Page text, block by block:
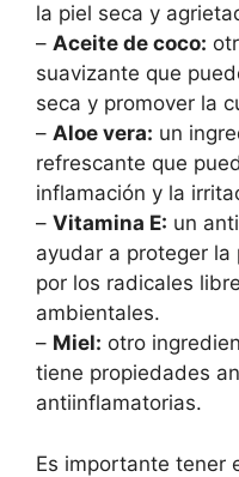
la piel seca y
– Aceite de coco:
suavizante que
seca y promover la
– Aloe vera: un
refrescante que
inflamación y la
– Vitamina E: un
ayudar a proteger
por los radicales
ambientales.
– Miel: otro
tiene propiedades
antiinflamatorias.
Es importante tener